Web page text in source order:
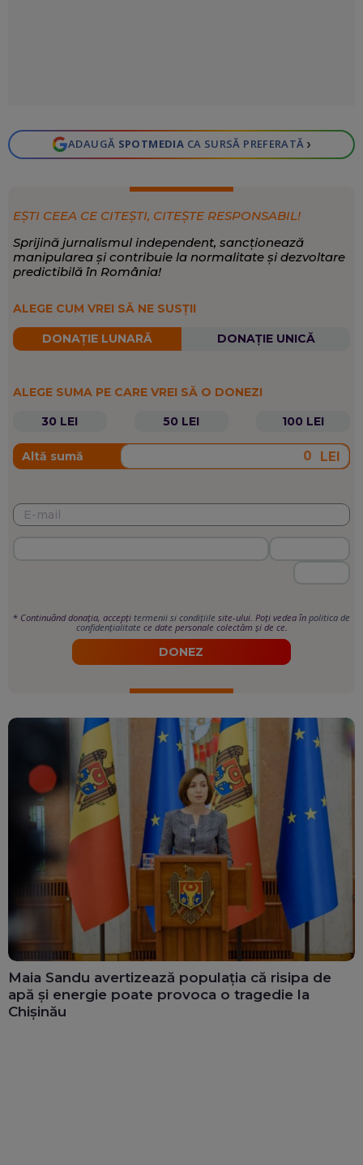
ADAUGĂ SPOTMEDIA CA SURSĂ PREFERATĂ ›
EȘTI CEEA CE CITEȘTI, CITEȘTE RESPONSABIL!
Sprijină jurnalismul independent, sancționează
manipularea și contribuie la normalitate și dezvoltare
predictibilă în România!
ALEGE CUM VREI SĂ NE SUSȚII
DONAȚIE LUNARĂ DONAȚIE UNICĂ
ALEGE SUMA PE CARE VREI SĂ O DONEZI
30 LEI
50 LEI 100 LEI
Altă sumă LEI
* Continuând donația, accepți termenii si condițiile site-ului. Poți vedea în politica de
confidențialitate ce date personale colectăm și de ce.
DONEZ
Maia Sandu avertizează populația că risipa de
apă și energie poate provoca o tragedie la
Chișinău